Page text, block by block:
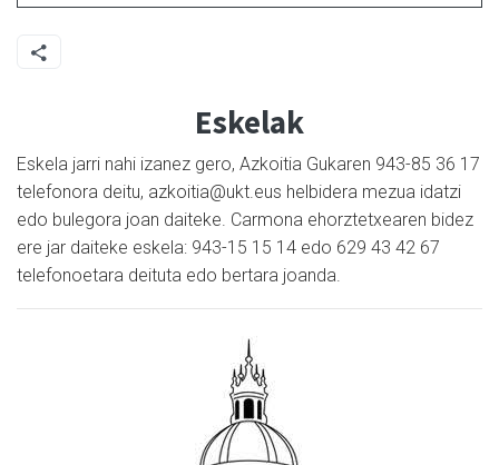
Eskelak
Eskela jarri nahi izanez gero, Azkoitia Gukaren 943-85 36 17
telefonora deitu, azkoitia@ukt.eus helbidera mezua idatzi
edo bulegora joan daiteke. Carmona ehorztetxearen bidez
ere jar daiteke eskela: 943-15 15 14 edo 629 43 42 67
telefonoetara deituta edo bertara joanda.